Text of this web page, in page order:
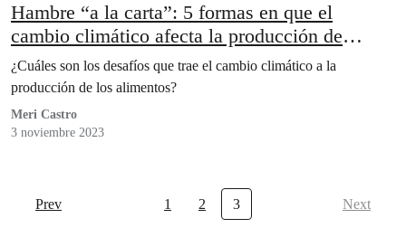
Hambre “a la carta”: 5 formas en que el
cambio climático afecta la producción de
alimentos
¿Cuáles son los desafíos que trae el cambio climático a la
producción de los alimentos?
Meri Castro
3 noviembre 2023
Prev 1 2 3 Next